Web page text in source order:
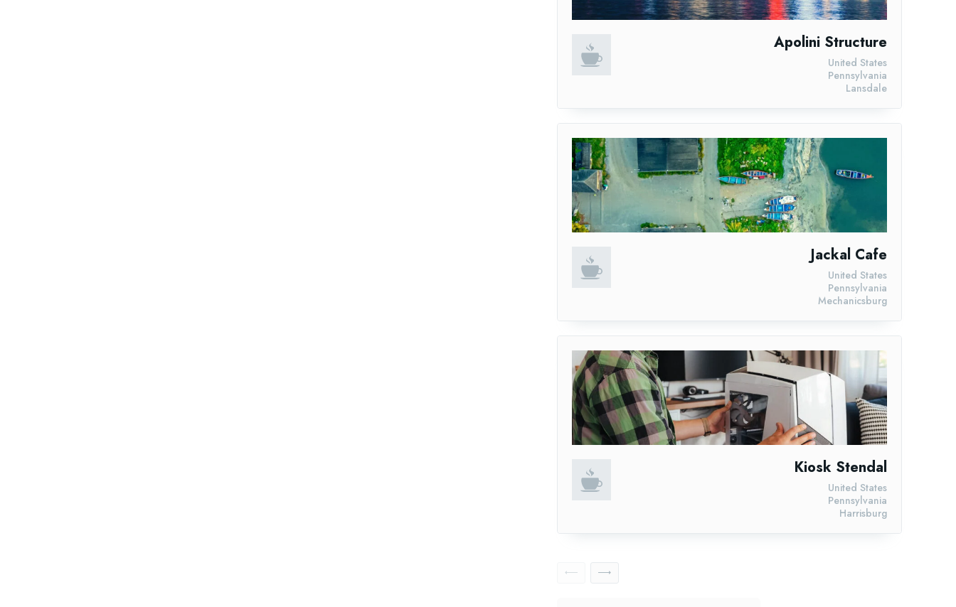
Apolini Structure
Lansdale
Pennsylvania
United States
Jackal Cafe
Mechanicsburg
Pennsylvania
United States
Kiosk Stendal
Harrisburg
Pennsylvania
United States